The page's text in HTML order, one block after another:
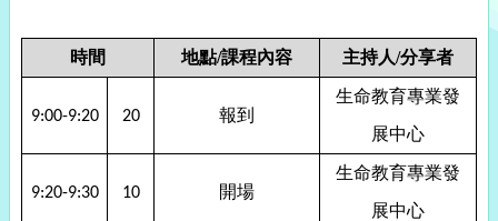
時間 地點/課程內容 主持人/分享者
9:00-9:20 20 報到
生命教育專業發
展中心
9:20-9:30 10 開場
生命教育專業發
展中心